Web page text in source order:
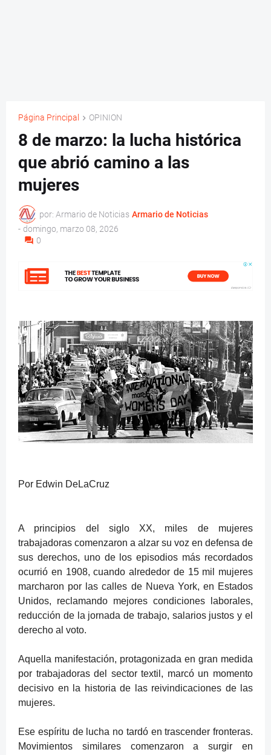
Página Principal OPINION
8 de marzo: la lucha histórica
que abrió camino a las
mujeres
por: Armario de Noticias Armario de Noticias
- domingo, marzo 08, 2026
0
Por Edwin DeLaCruz
A principios del siglo XX, miles de mujeres
trabajadoras comenzaron a alzar su voz en defensa de
sus derechos, uno de los episodios más recordados
ocurrió en 1908, cuando alrededor de 15 mil mujeres
marcharon por las calles de Nueva York, en Estados
Unidos, reclamando mejores condiciones laborales,
reducción de la jornada de trabajo, salarios justos y el
derecho al voto.
Aquella manifestación, protagonizada en gran medida
por trabajadoras del sector textil, marcó un momento
decisivo en la historia de las reivindicaciones de las
mujeres.
Ese espíritu de lucha no tardó en trascender fronteras.
Movimientos similares comenzaron a surgir en